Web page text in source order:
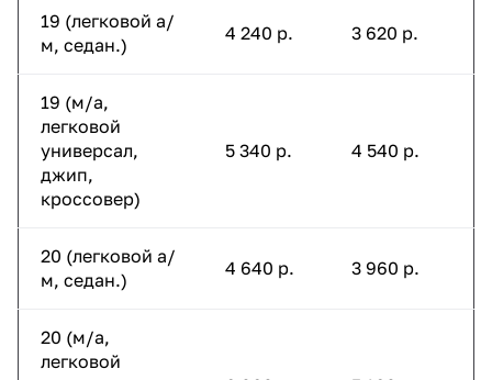
19 (легковой а/
м, седан.)
4 240 р. 3 620 р.
19 (м/а,
легковой
универсал,
джип,
кроссовер)
5 340 р. 4 540 р.
20 (легковой а/
м, седан.)
4 640 р. 3 960 р.
20 (м/а,
легковой